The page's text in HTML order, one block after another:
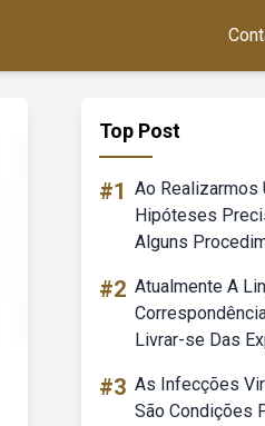
Top Post
#1 Ao Realizarmos
Hipóteses
Alguns
#2 Atualmente A
Livrar-se Das
#3 As Infecções
São Condições